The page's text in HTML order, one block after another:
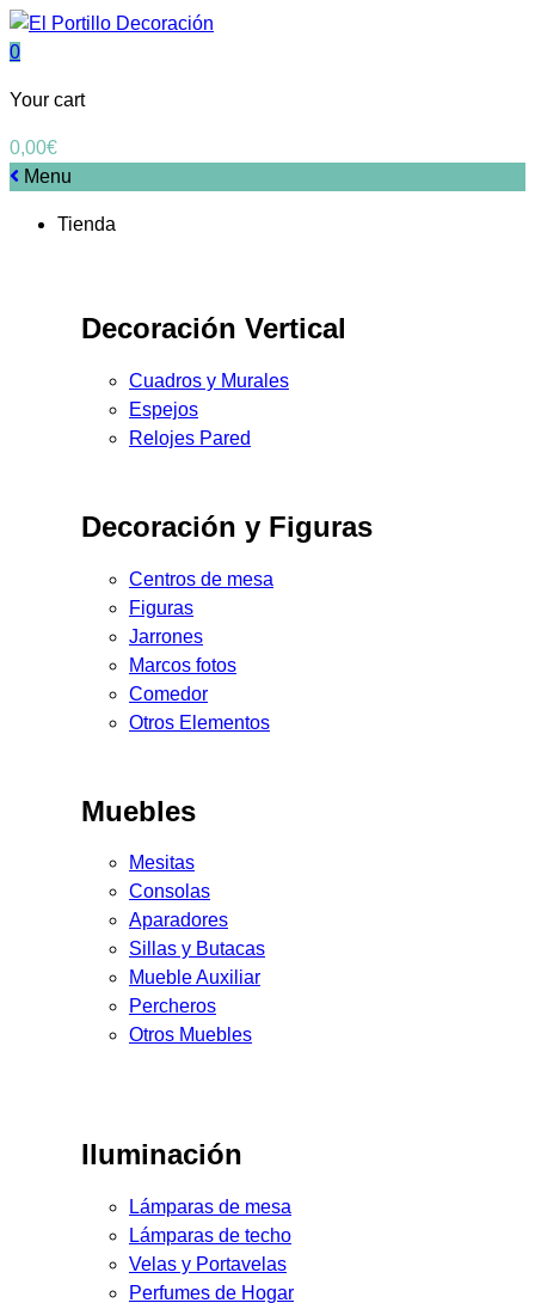
0
Your cart
0,00€
Menu
Tienda
Decoración Vertical
Cuadros y Murales
Espejos
Relojes Pared
Decoración y Figuras
Centros de mesa
Figuras
Jarrones
Marcos fotos
Comedor
Otros Elementos
Muebles
Mesitas
Consolas
Aparadores
Sillas y Butacas
Mueble Auxiliar
Percheros
Otros Muebles
Iluminación
Lámparas de mesa
Lámparas de techo
Velas y Portavelas
Perfumes de Hogar